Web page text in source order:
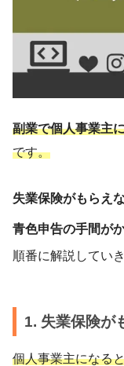
副業で個人事業主
です。
失業保険がもらえ
青色申告の手間が
順番に解説していき
1. 失業保険が
個人事業主になる